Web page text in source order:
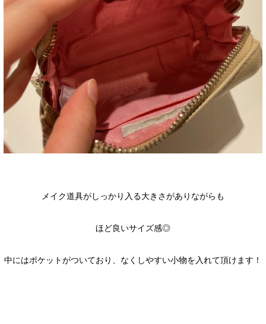
メイク道具がしっかり入る大きさがありながらも
ほど良いサイズ感◎
中にはポケットがついており、なくしやすい小物を入れて頂けます！